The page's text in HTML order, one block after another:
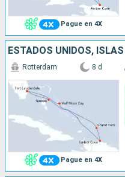
Pague en 4X
Pague en 4X
Rotterdam 8 d